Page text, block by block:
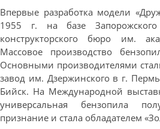
Впервые разработка модели
1955 г. на базе Запорожского
конструкторского бюро им.
Массовое производство
Основными производителями
завод им. Дзержинского в г.
Бийск. На Международной
универсальная бензопила
признание и стала обладателем